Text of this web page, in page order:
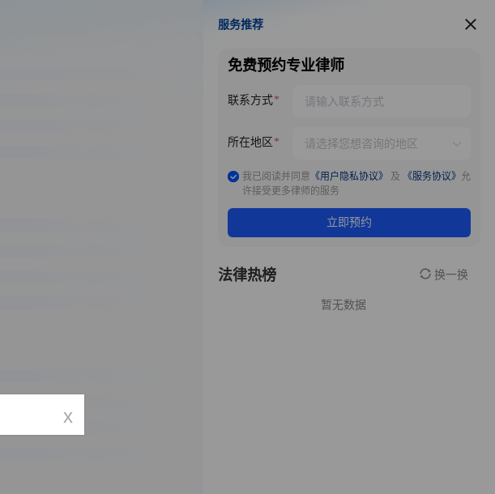
服务推荐
服务推荐
免费预约专业律师
联系方式
所在地区
我已阅读并同意 《用户隐私协议》 及 《服务协议》 允
许接受更多律师的服务
立即预约
法律热榜 换一换
暂无数据
x